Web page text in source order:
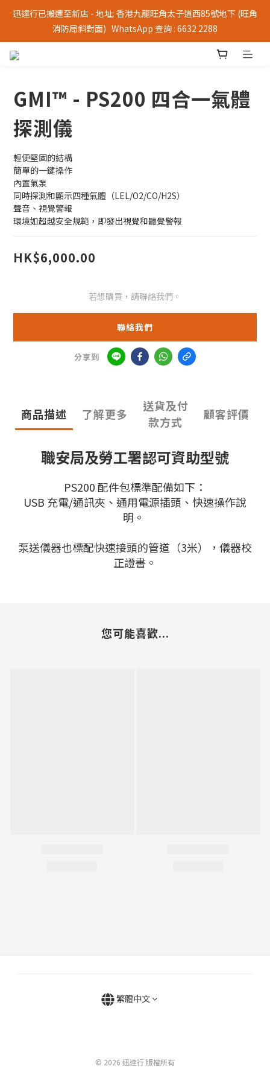
迅達行已搬遷至新店 - 地址: 香港九龍旺角太子道西85號地下 (旺角
消防局斜對面)   WhatsApp 查詢 : 6632 2288
GMI™ - PS200 四合一氣體
探測儀
輕便堅固的結構
簡單的一鍵操作
內置氣泵
同時探測和顯示四種氣體（LEL/O2/CO/H2S）
聲音、視覺警報
環境如超越安全規範，即發出視覺和聽覺警報
HK$6,000.00
若想購買，請聯絡我們。
聯絡我們
分享到
商品描述 了解更多
送貨及付
款方式
顧客評價
職安局及勞工署認可資助型號
PS200 配件包標準配備如下：
USB 充電/通訊夾、通用電源插頭、快速操作說
明。
泵送儀器也標配快速接頭的管道（3米），儀器校
正證書。
您可能喜歡...
繁體中文
© 2026 迅達行 版權所有